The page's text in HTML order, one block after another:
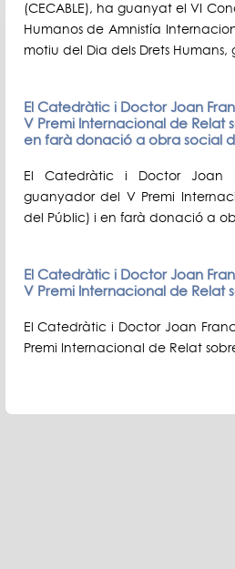
(CECABLE), ha guanyat el VI
Humanos de Amnistía
motiu del Dia dels Drets
El Catedràtic i Doctor Joan
V Premi Internacional de Relat
en farà donació a obra social
El Catedràtic i Doctor Joan
guanyador del V Premi
del Públic) i en farà donació a
El Catedràtic i Doctor Joan
V Premi Internacional de Relat
El Catedràtic i Doctor Joan
Premi Internacional de Relat